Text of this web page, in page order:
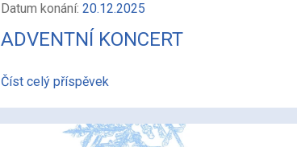
Datum konání: 20.12.2025
ADVENTNÍ KONCERT
Číst celý příspěvek